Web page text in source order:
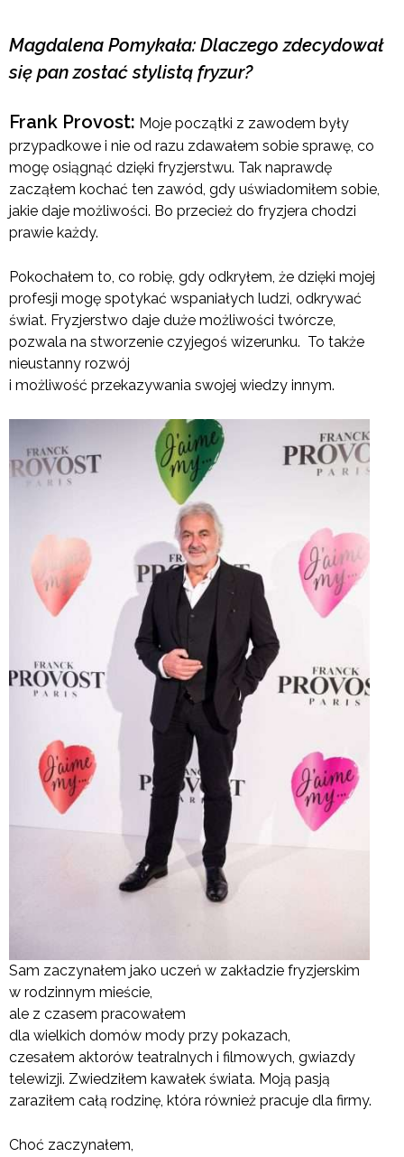
Magdalena Pomykała: Dlaczego zdecydował
się pan zostać stylistą fryzur?
Frank Provost: Moje początki z zawodem były
przypadkowe i nie od razu zdawałem sobie sprawę, co
mogę osiągnąć dzięki fryzjerstwu. Tak naprawdę
zacząłem kochać ten zawód, gdy uświadomiłem sobie,
jakie daje możliwości. Bo przecież do fryzjera chodzi
prawie każdy.
Pokochałem to, co robię, gdy odkryłem, że dzięki mojej
profesji mogę spotykać wspaniałych ludzi, odkrywać
świat. Fryzjerstwo daje duże możliwości twórcze,
pozwala na stworzenie czyjegoś wizerunku. To także
nieustanny rozwój
i możliwość przekazywania swojej wiedzy innym.
Sam zaczynałem jako uczeń w zakładzie fryzjerskim
w rodzinnym mieście,
ale z czasem pracowałem
dla wielkich domów mody przy pokazach,
czesałem aktorów teatralnych i filmowych, gwiazdy
telewizji. Zwiedziłem kawałek świata. Moją pasją
zaraziłem całą rodzinę, która również pracuje dla firmy.
Choć zaczynałem,